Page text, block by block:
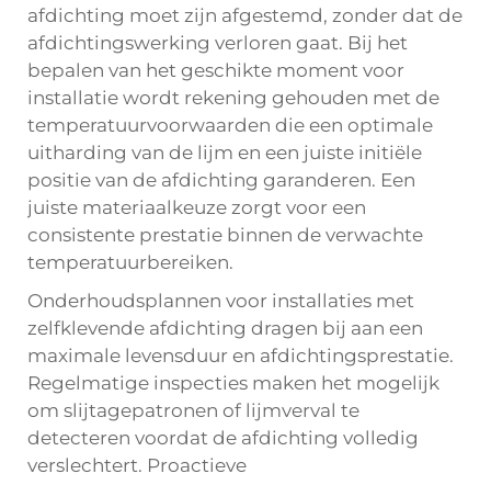
afdichting moet zijn afgestemd, zonder dat de
afdichtingswerking verloren gaat. Bij het
bepalen van het geschikte moment voor
installatie wordt rekening gehouden met de
temperatuurvoorwaarden die een optimale
uitharding van de lijm en een juiste initiële
positie van de afdichting garanderen. Een
juiste materiaalkeuze zorgt voor een
consistente prestatie binnen de verwachte
temperatuurbereiken.
Onderhoudsplannen voor installaties met
zelfklevende afdichting dragen bij aan een
maximale levensduur en afdichtingsprestatie.
Regelmatige inspecties maken het mogelijk
om slijtagepatronen of lijmverval te
detecteren voordat de afdichting volledig
verslechtert. Proactieve